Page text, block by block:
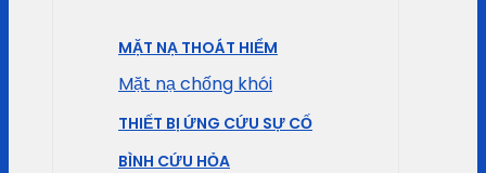
MẶT NẠ THOÁT HIỂM
Mặt nạ chống khói
THIẾT BỊ ỨNG CỨU SỰ CỐ
BÌNH CỨU HỎA